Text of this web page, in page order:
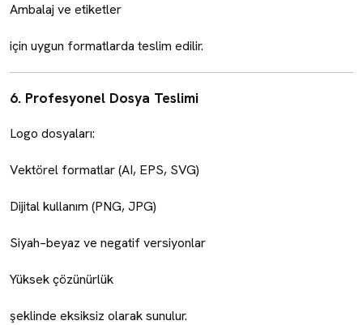
Ambalaj ve etiketler
için uygun formatlarda teslim edilir.
6. Profesyonel Dosya Teslimi
Logo dosyaları:
Vektörel formatlar (AI, EPS, SVG)
Dijital kullanım (PNG, JPG)
Siyah–beyaz ve negatif versiyonlar
Yüksek çözünürlük
şeklinde eksiksiz olarak sunulur.